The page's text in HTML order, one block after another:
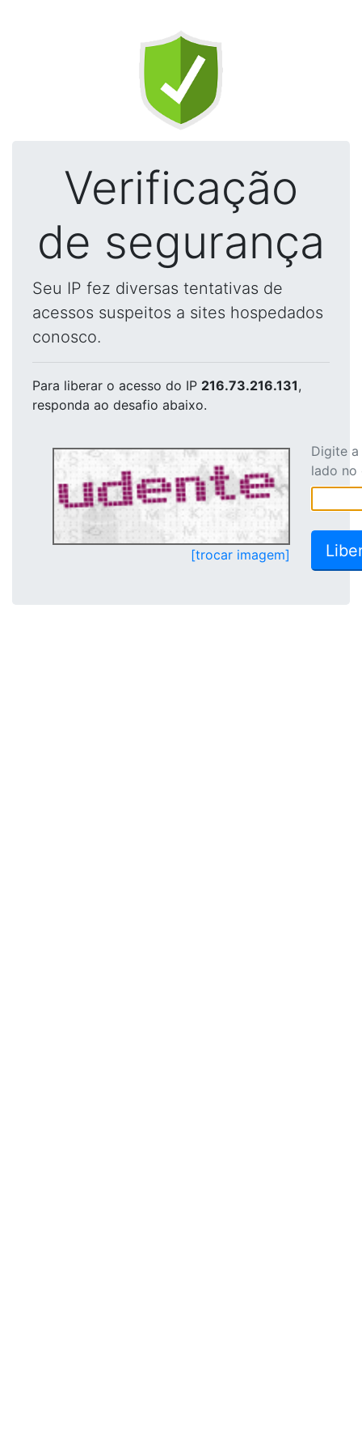
Verificação
de segurança
Seu IP fez diversas tentativas de
acessos suspeitos a sites hospedados
conosco.
Para liberar o acesso do IP 216.73.216.131,
responda ao desafio abaixo.
[trocar imagem]
Digite
lado no